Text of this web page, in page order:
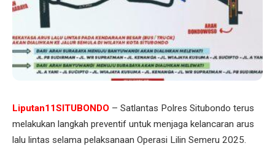
Liputan11SITUBONDO – Satlantas Polres Situbondo terus
melakukan langkah preventif untuk menjaga kelancaran arus
lalu lintas selama pelaksanaan Operasi Lilin Semeru 2025.